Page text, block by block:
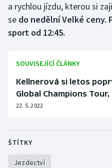
Moderní pětiboj
Motorsport
Parasport
Plavání
a rychlou jízdu, kterou si
se do nedělní Velké ceny.
sport od 12:45.
SOUVISEJÍCÍ ČLÁNKY
Kellnerová si letos
Global Champions
22. 5. 2022
ŠTÍTKY
Jezdectví